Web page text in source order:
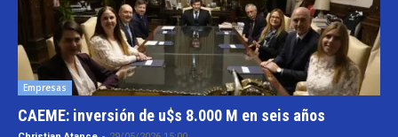
Empresas
CAEME: inversión de u$s 8.000 M en seis años